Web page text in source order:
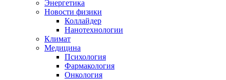
Энергетика
Новости физики
Коллайдер
Нанотехнологии
Климат
Медицина
Психология
Фармакология
Онкология